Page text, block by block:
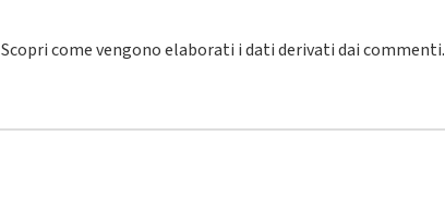
Scopri come vengono elaborati i dati derivati dai commenti.